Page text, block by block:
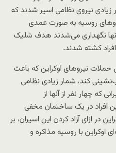
نیروی نظامی اسیر شدند که
نیروهای روسیه به صورت عمدی
آنها نگهداری می‌شدند هدف شلیک
کشته شدند.
نیروهای اوکراین که باعث
کند، شمار زیادی نظامی
۱۸ نظامی ایرانی که چهار نفر از آنها از
افراد در یک ساختمان مخفی
در ازای آزاد کردن این اسیران، بر
با روسیه مذاکره و